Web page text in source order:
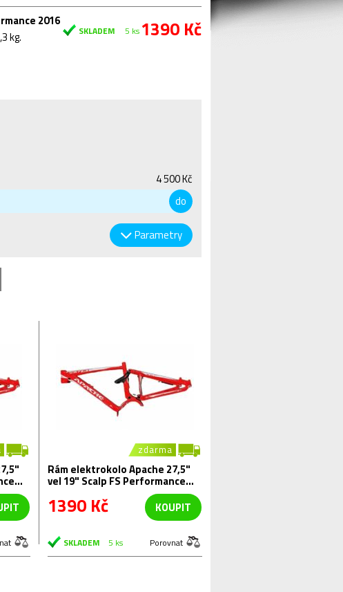
2016
kg.
SKLADEM 5 ks 1390 Kč
4 500 Kč
do
Parametry
zdarma
Rám elektrokolo Apache 27,5"
vel 19" Scalp FS Performance
1390 Kč KOUPIT
SKLADEM 5 ks Porovnat